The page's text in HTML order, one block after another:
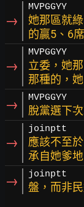
→
MVPGGYY
她那區就
的贏5、6席
→
MVPGGYY
立委，她
那種的，她
→ MVPGGYY
脫黨選下
→
joinptt
應該不至
承自她爹地
→ joinptt
盤，而非